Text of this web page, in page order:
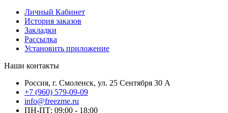
Личный Кабинет
История заказов
Закладки
Рассылка
Установить приложение
Наши контакты
Россия, г. Смоленск, ул. 25 Сентября 30 А
+7 (960) 579-09-09
info@freezme.ru
ПН-ПТ: 09:00 - 18:00